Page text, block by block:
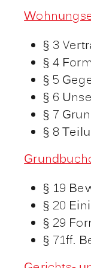
§ 3
§ 4
§ 5
§ 6
§ 7
§ 8
§ 19
§ 20
§ 29
§ 71ff.